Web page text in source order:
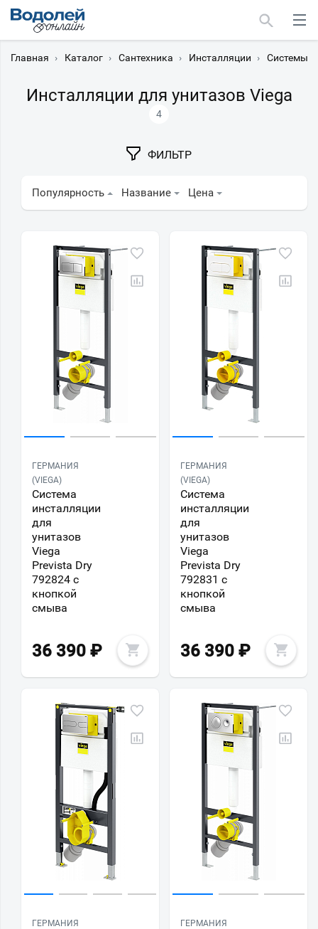
Главная › Каталог › Сантехника › Инсталляции › Системы
Инсталляции для унитазов Viega
4
ФИЛЬТР
Популярность Название Цена
ГЕРМАНИЯ
(VIEGA)
Система
инсталляции
для
унитазов
Viega
Prevista Dry
792824 с
кнопкой
смыва
36 390 ₽
ГЕРМАНИЯ
(VIEGA)
Система
инсталляции
для
унитазов
Viega
Prevista Dry
792831 с
кнопкой
смыва
36 390 ₽
ГЕРМАНИЯ
ГЕРМАНИЯ